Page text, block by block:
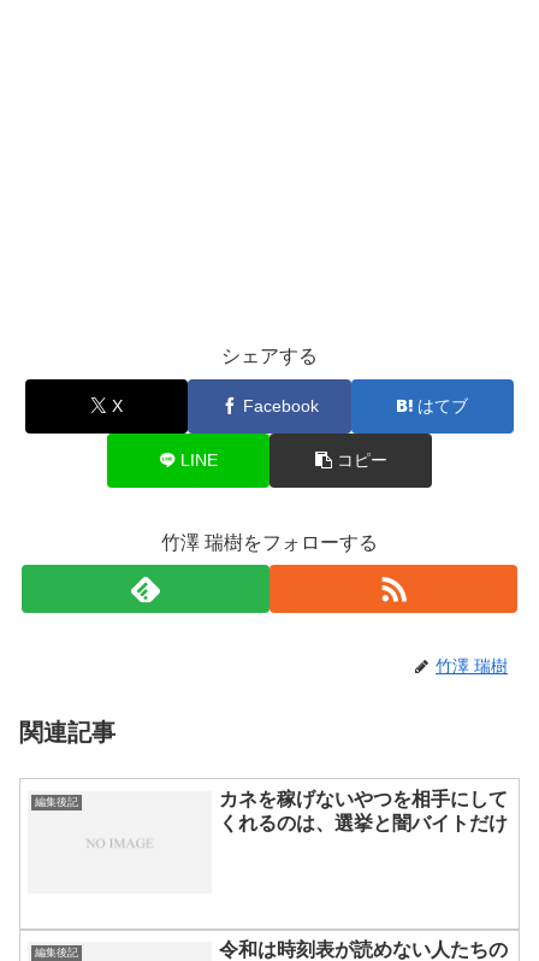
シェアする
X Facebook はてブ
LINE コピー
竹澤 瑞樹をフォローする
竹澤 瑞樹
関連記事
編集後記
カネを稼げないやつを相手にして
くれるのは、選挙と闇バイトだけ
編集後記
令和は時刻表が読めない人たちの